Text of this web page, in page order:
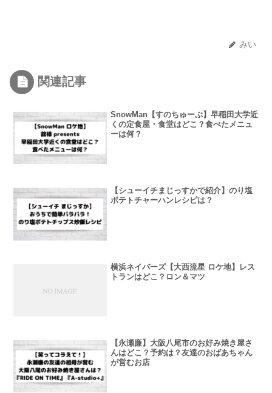
みい
関連記事
SnowMan【すのちゅーぶ】早稲田大学近
くの定食屋・食堂はどこ？食べたメニュ
ーは何？
【シューイチまじっすかで紹介】のり塩
ポテトチャーハンレシピは？
横浜ネイバーズ【大西流星 ロケ地】レス
トランはどこ？ロン＆マツ
【永瀬廉】大阪八尾市のお好み焼き屋さ
んはどこ？予約は？友達のおばあちゃん
が営むお店